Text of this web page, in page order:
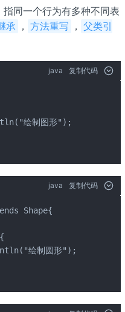
同一个行为有多种不同表
承 ， 方法重写 ， 父类引
java 复制代码
绘制图形");
java 复制代码
Shape{
绘制圆形");